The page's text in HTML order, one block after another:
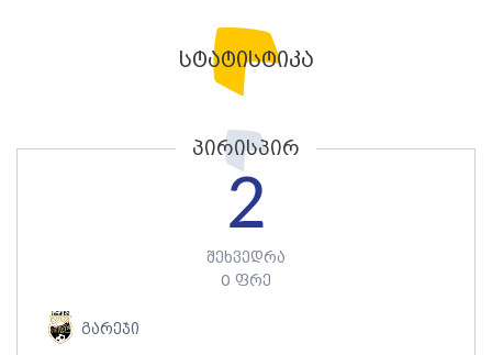
სტატისტიკა
პირისპირ
გარეჯი
2
შეხვედრა
0 ფრე